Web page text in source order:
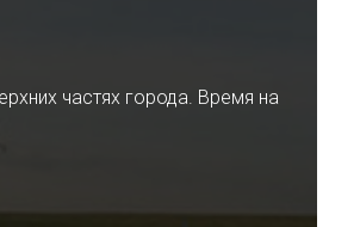
частях города. Время на